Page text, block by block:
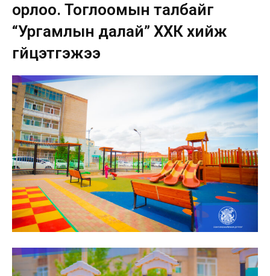
орлоо. Тоглоомын талбайг
“Ургамлын далай” ХХК хийж
гүйцэтгэжээ